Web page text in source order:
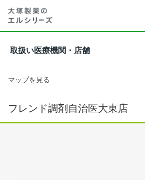
取扱い医療機関・店舗
マップを見る
フレンド調剤自治医大東店